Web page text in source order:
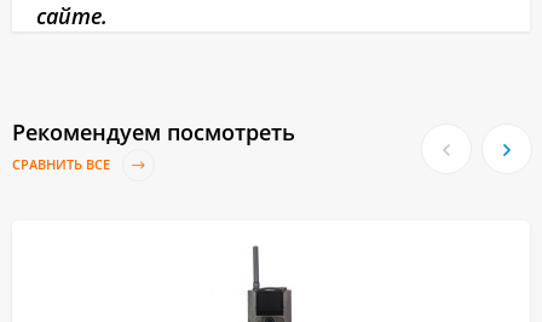
сайте.
Рекомендуем посмотреть
СРАВНИТЬ ВСЕ